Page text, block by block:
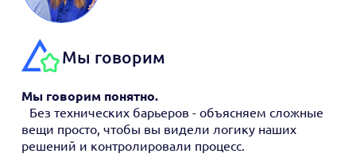
Мы говорим
Мы говорим понятно.
Без технических барьеров - объясняем сложные
вещи просто, чтобы вы видели логику наших
решений и контролировали процесс.